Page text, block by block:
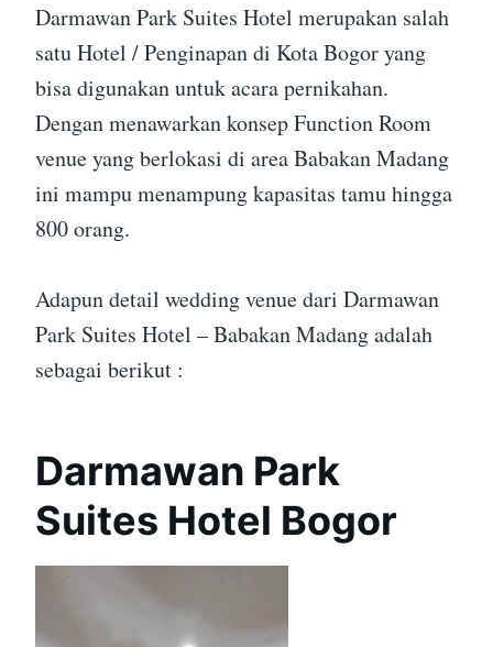
Darmawan Park Suites Hotel merupakan salah
satu Hotel / Penginapan di Kota Bogor yang
bisa digunakan untuk acara pernikahan.
Dengan menawarkan konsep Function Room
venue yang berlokasi di area Babakan Madang
ini mampu menampung kapasitas tamu hingga
800 orang.
Adapun detail wedding venue dari Darmawan
Park Suites Hotel – Babakan Madang adalah
sebagai berikut :
Darmawan Park
Suites Hotel Bogor